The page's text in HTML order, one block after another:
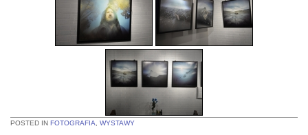
POSTED IN FOTOGRAFIA, WYSTAWY